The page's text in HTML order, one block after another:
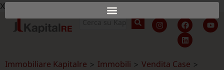
X
Immobiliare Kapitalre > Immobili > Vendita Case >